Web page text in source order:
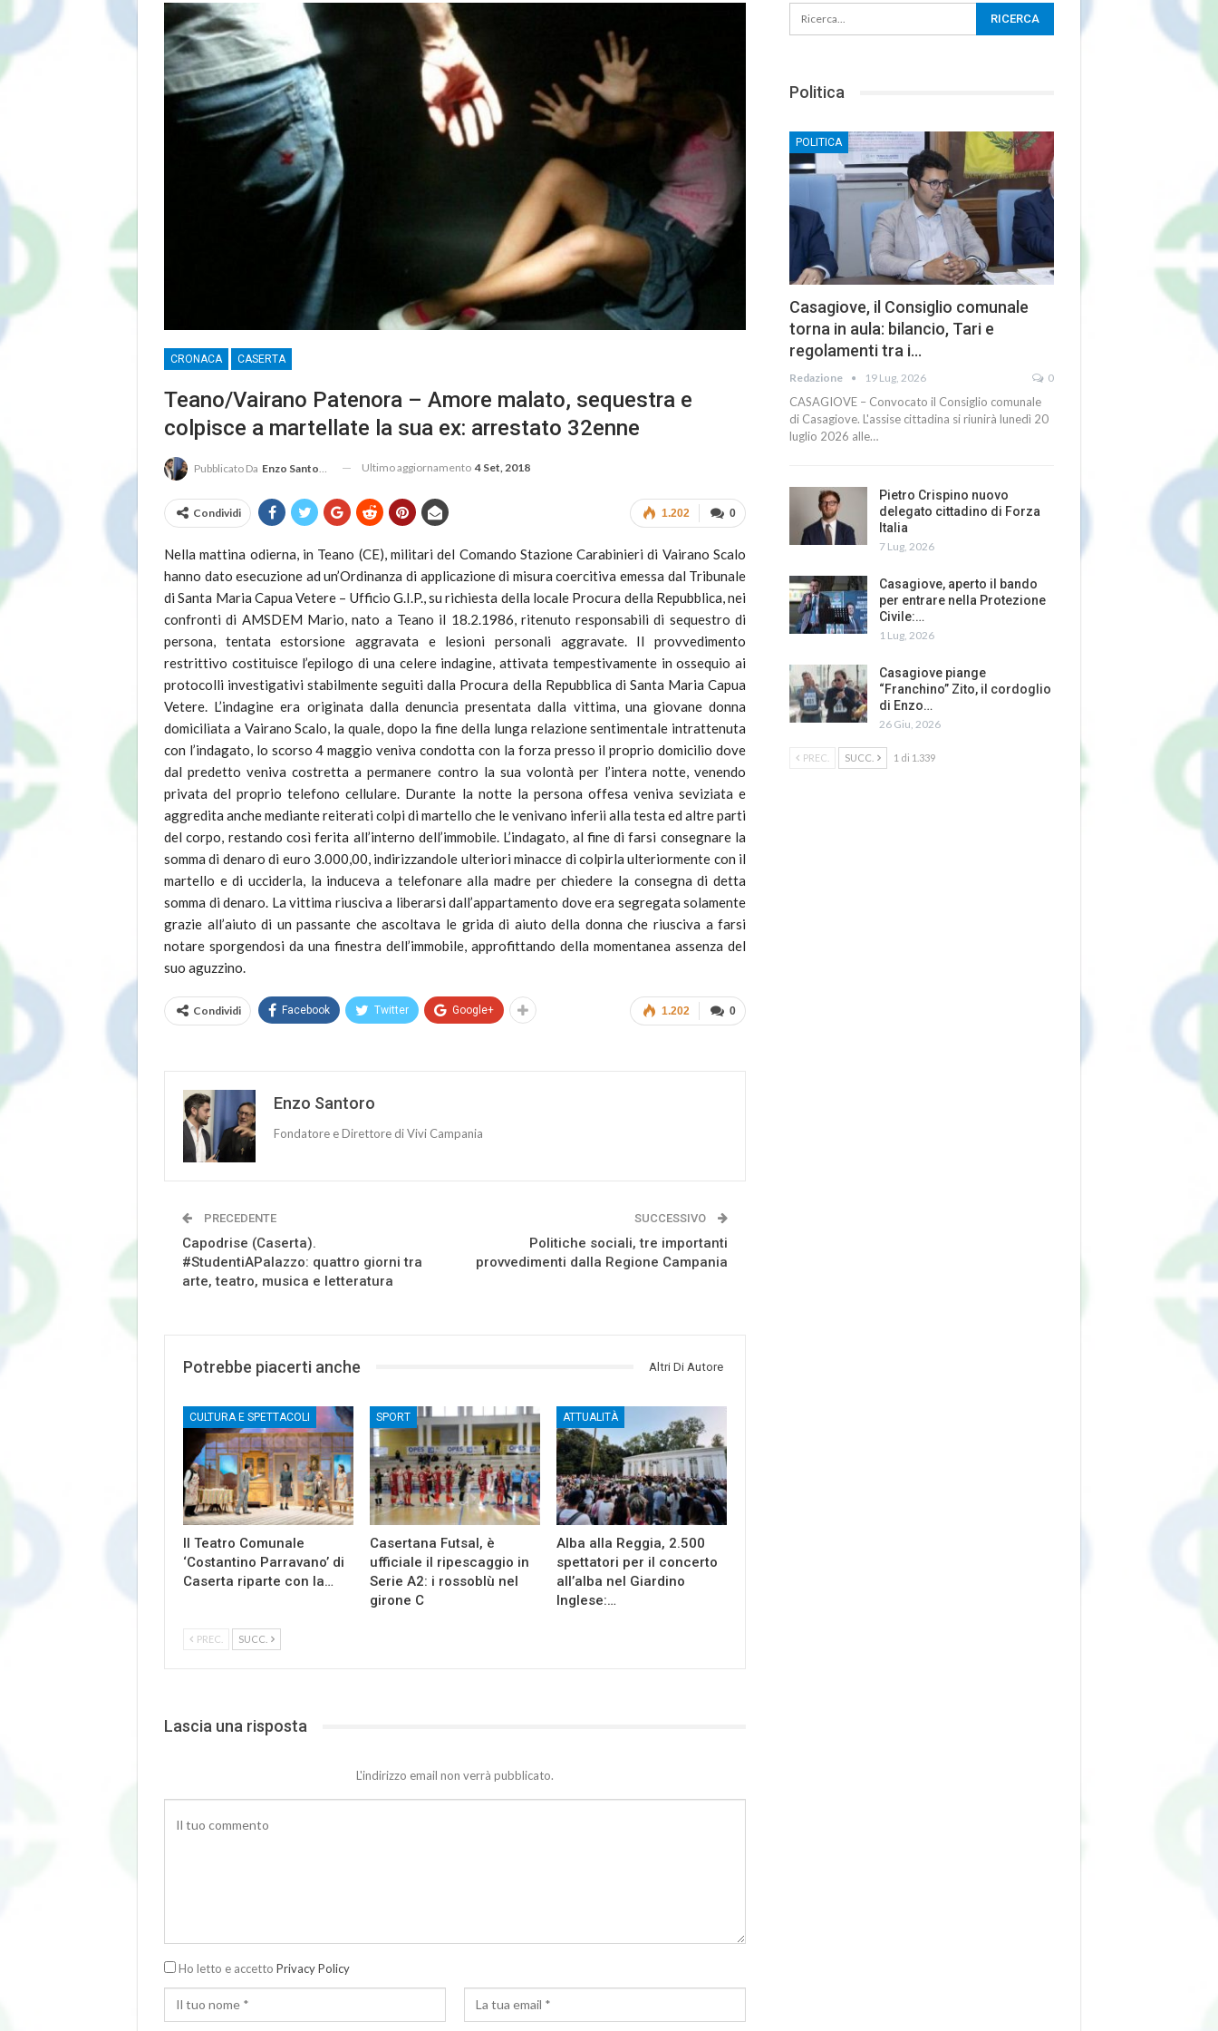
CRONACA CASERTA
Teano/Vairano Patenora – Amore malato, sequestra e
colpisce a martellate la sua ex: arrestato 32enne
Pubblicato Da Enzo Santoro Ultimo aggiornamento 4 Set, 2018
0
1.202
Condividi
Nella mattina odierna, in Teano (CE), militari del Comando Stazione Carabinieri di Vairano Scalo
hanno dato esecuzione ad un’Ordinanza di applicazione di misura coercitiva emessa dal Tribunale
di Santa Maria Capua Vetere – Ufficio G.I.P., su richiesta della locale Procura della Repubblica, nei
confronti di AMSDEM Mario, nato a Teano il 18.2.1986, ritenuto responsabili di sequestro di
persona, tentata estorsione aggravata e lesioni personali aggravate. Il provvedimento
restrittivo costituisce l’epilogo di una celere indagine, attivata tempestivamente in ossequio ai
protocolli investigativi stabilmente seguiti dalla Procura della Repubblica di Santa Maria Capua
Vetere. L’indagine era originata dalla denuncia presentata dalla vittima, una giovane donna
domiciliata a Vairano Scalo, la quale, dopo la fine della lunga relazione sentimentale intrattenuta
con l’indagato, lo scorso 4 maggio veniva condotta con la forza presso il proprio domicilio dove
dal predetto veniva costretta a permanere contro la sua volontà per l’intera notte, venendo
privata del proprio telefono cellulare. Durante la notte la persona offesa veniva seviziata e
aggredita anche mediante reiterati colpi di martello che le venivano inferii alla testa ed altre parti
del corpo, restando così ferita all’interno dell’immobile. L’indagato, al fine di farsi consegnare la
somma di denaro di euro 3.000,00, indirizzandole ulteriori minacce di colpirla ulteriormente con il
martello e di ucciderla, la induceva a telefonare alla madre per chiedere la consegna di detta
somma di denaro. La vittima riusciva a liberarsi dall’appartamento dove era segregata solamente
grazie all’aiuto di un passante che ascoltava le grida di aiuto della donna che riusciva a farsi
notare sporgendosi da una finestra dell’immobile, approfittando della momentanea assenza del
suo aguzzino.
0
1.202
Condividi Facebook Twitter Google+
Enzo Santoro
Fondatore e Direttore di Vivi Campania
PRECEDENTE
Capodrise (Caserta).
#StudentiAPalazzo: quattro giorni tra
arte, teatro, musica e letteratura
SUCCESSIVO
Politiche sociali, tre importanti
provvedimenti dalla Regione Campania
Potrebbe piacerti anche Altri Di Autore
CULTURA E SPETTACOLI
Il Teatro Comunale
‘Costantino Parravano’ di
Caserta riparte con la…
SPORT
Casertana Futsal, è
ufficiale il ripescaggio in
Serie A2: i rossoblù nel
girone C
ATTUALITÀ
Alba alla Reggia, 2.500
spettatori per il concerto
all’alba nel Giardino
Inglese:…
PREC. SUCC.
Lascia una risposta
L'indirizzo email non verrà pubblicato.
Ho letto e accetto Privacy Policy
Politica
POLITICA
Casagiove, il Consiglio comunale
torna in aula: bilancio, Tari e
regolamenti tra i…
Redazione 19 Lug, 2026 0
CASAGIOVE – Convocato il Consiglio comunale
di Casagiove. L'assise cittadina si riunirà lunedì 20
luglio 2026 alle…
Pietro Crispino nuovo
delegato cittadino di Forza
Italia
7 Lug, 2026
Casagiove, aperto il bando
per entrare nella Protezione
Civile:…
1 Lug, 2026
Casagiove piange
“Franchino” Zito, il cordoglio
di Enzo…
26 Giu, 2026
PREC. SUCC. 1 di 1.339